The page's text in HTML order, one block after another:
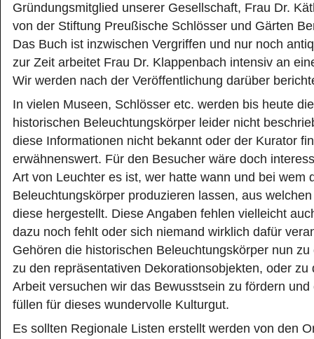
Gründungsmitglied unserer Gesellschaft, Frau Dr.
von der Stiftung Preußische Schlösser und Gärten
Das Buch ist inzwischen Vergriffen und nur noch
zur Zeit arbeitet Frau Dr. Klappenbach intensiv an
Wir werden nach der Veröffentlichung darüber
In vielen Museen, Schlösser etc. werden bis heute
historischen Beleuchtungskörper leider nicht
diese Informationen nicht bekannt oder der Kurator
erwähnenswert. Für den Besucher wäre doch
Art von Leuchter es ist, wer hatte wann und bei wem
Beleuchtungskörper produzieren lassen, aus
diese hergestellt. Diese Angaben fehlen vielleicht
dazu noch fehlt oder sich niemand wirklich dafür
Gehören die historischen Beleuchtungskörper nun
zu den repräsentativen Dekorationsobjekten, oder
Arbeit versuchen wir das Bewusstsein zu fördern
füllen für dieses wundervolle Kulturgut.
Es sollten Regionale Listen erstellt werden von den